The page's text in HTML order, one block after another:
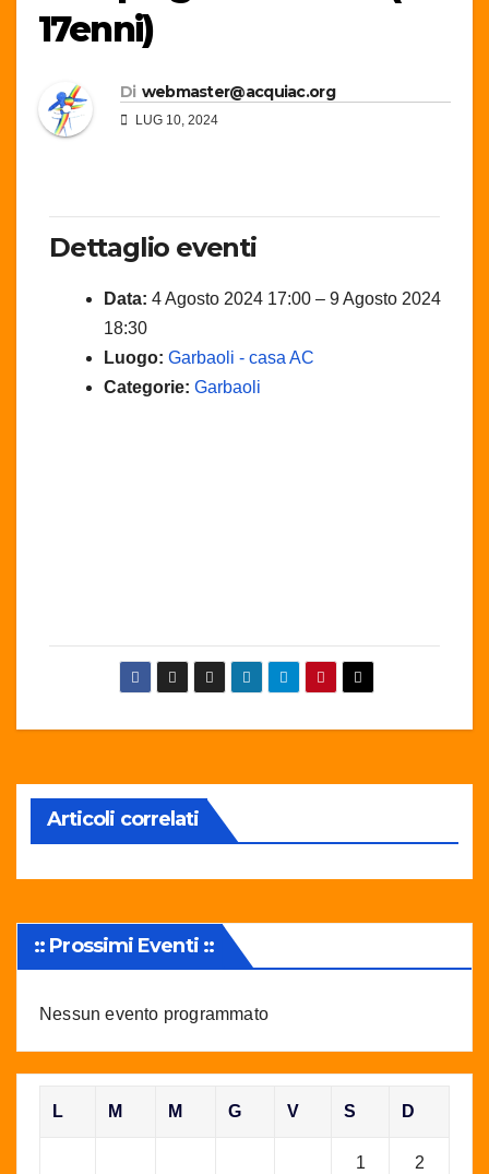
17enni)
Di webmaster@acquiac.org
LUG 10, 2024
Dettaglio eventi
Data: 4 Agosto 2024 17:00 – 9 Agosto 2024
18:30
Luogo: Garbaoli - casa AC
Categorie: Garbaoli
Articoli correlati
:: Prossimi Eventi ::
Nessun evento programmato
L M M G V S D
1 2